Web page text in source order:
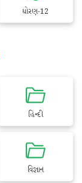
ધોરણ-12
હિન્દી
વિજ્ઞાન